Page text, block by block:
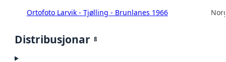
Ortofoto Larvik - Tjølling - Brunlanes 1966
Distribusjonar 8